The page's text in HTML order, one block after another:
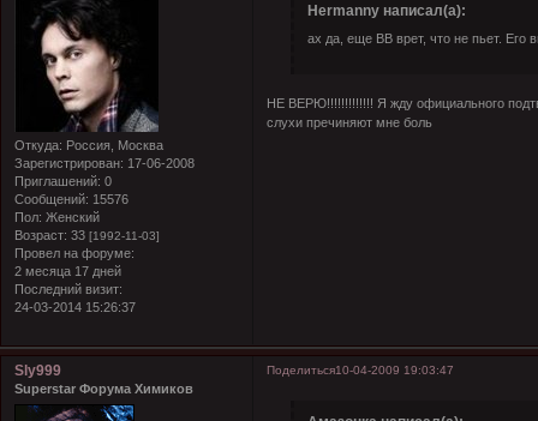
Откуда: Россия, Москва
Зарегистрирован: 17-06-2008
Приглашений: 0
Сообщений: 15576
Пол: Женский
Возраст: 33 [1992-11-03]
Провел на форуме:
2 месяца 17 дней
Последний визит:
24-03-2014 15:26:37
Hermanny написал(а):
ах да, еще ВВ врет, что не пьет. Его
НЕ ВЕРЮ!!!!!!!!!!!!! Я жду официального
слухи пречиняют мне боль
Поделиться10-04-2009 19:03:47
Sly999
Superstar Форума Химиков